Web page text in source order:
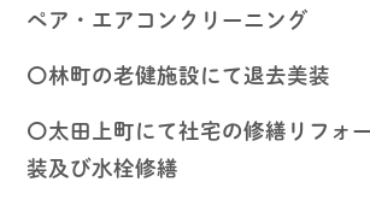
ペア・エアコンクリーニング
〇林町の老健施設にて退去美装
〇太田上町にて社宅の修繕リフォ
装及び水栓修繕